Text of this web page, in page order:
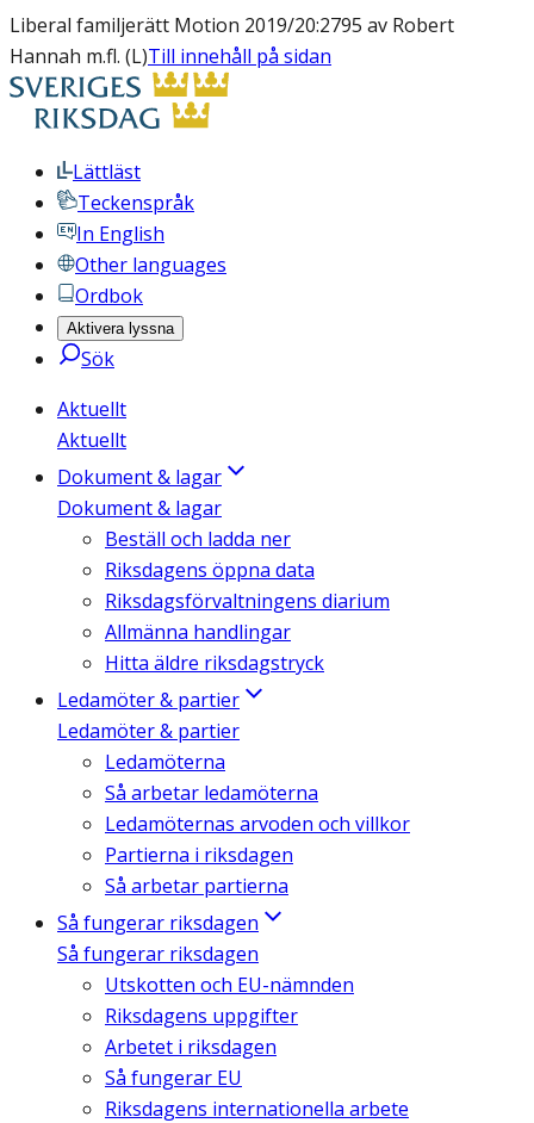
Liberal familjerätt Motion 2019/20:2795 av Robert
Hannah m.fl. (L)Till innehåll på sidan
Lättläst
Teckenspråk
In English
Other languages
Ordbok
Aktivera lyssna
Sök
Aktuellt
Aktuellt
Dokument & lagar
Dokument & lagar
Beställ och ladda ner
Riksdagens öppna data
Riksdagsförvaltningens diarium
Allmänna handlingar
Hitta äldre riksdagstryck
Ledamöter & partier
Ledamöter & partier
Ledamöterna
Så arbetar ledamöterna
Ledamöternas arvoden och villkor
Partierna i riksdagen
Så arbetar partierna
Så fungerar riksdagen
Så fungerar riksdagen
Utskotten och EU-nämnden
Riksdagens uppgifter
Arbetet i riksdagen
Så fungerar EU
Riksdagens internationella arbete